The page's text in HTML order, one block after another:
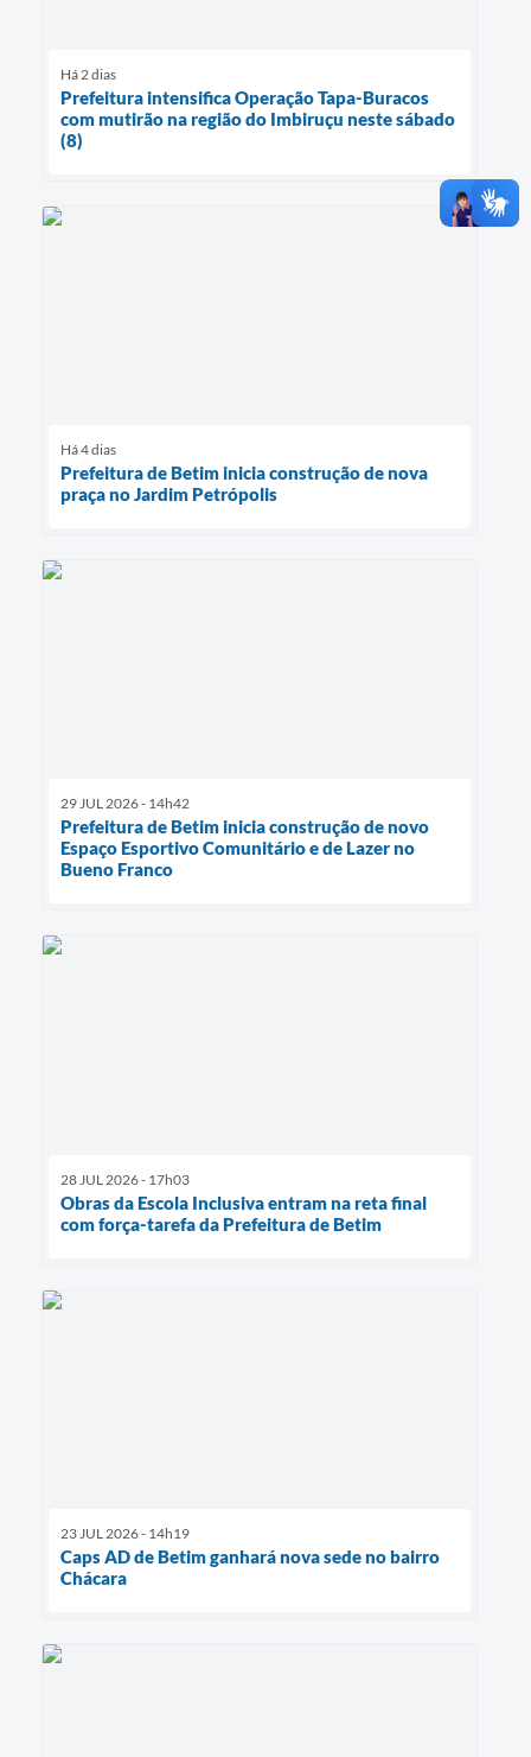
Há 2 dias
Prefeitura intensifica Operação Tapa-Buracos
com mutirão na região do Imbiruçu neste sábado
(8)
Há 4 dias
Prefeitura de Betim inicia construção de nova
praça no Jardim Petrópolis
29 JUL 2026 - 14h42
Prefeitura de Betim inicia construção de novo
Espaço Esportivo Comunitário e de Lazer no
Bueno Franco
28 JUL 2026 - 17h03
Obras da Escola Inclusiva entram na reta final
com força-tarefa da Prefeitura de Betim
23 JUL 2026 - 14h19
Caps AD de Betim ganhará nova sede no bairro
Chácara